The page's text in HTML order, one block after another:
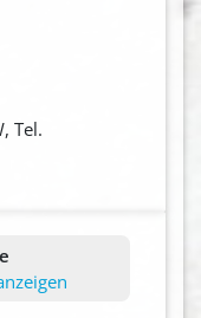
Tel.